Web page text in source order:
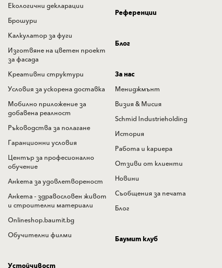
Екологични декларации
Брошури
Калкулатор за фуги
Изготвяне на цветен проект
за фасада
Креативни структури
Условия за ускорена доставка
Мобилно приложение за
добавена реалност
Ръководства за полагане
Гаранционни условия
Център за професионално
обучение
Анкета за удовлетвореност
Анкета - здравословен живот
и строителни материали
Onlineshop.baumit.bg
Обучителни филми
Референции
Блог
За нас
Мениджмънт
Визия & Мисия
Schmid Industrieholding
История
Работа и кариера
Отзиви от клиенти
Новини
Съобщения за печата
Блог
Баумит клуб